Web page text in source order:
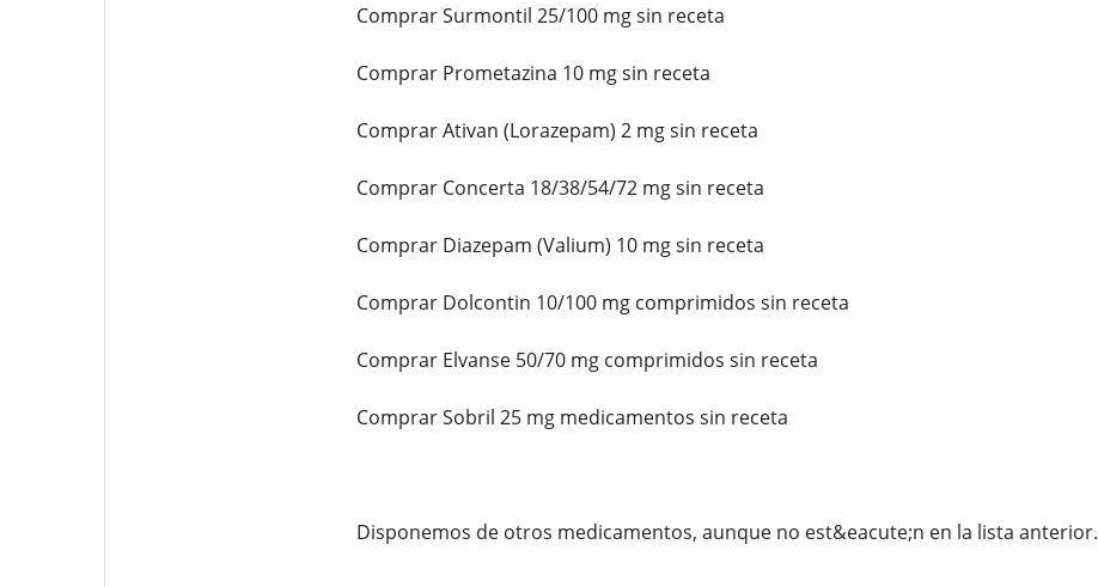
Comprar Surmontil 25/100 mg sin receta
Comprar Prometazina 10 mg sin receta
Comprar Ativan (Lorazepam) 2 mg sin receta
Comprar Concerta 18/38/54/72 mg sin receta
Comprar Diazepam (Valium) 10 mg sin receta
Comprar Dolcontin 10/100 mg comprimidos sin receta
Comprar Elvanse 50/70 mg comprimidos sin receta
Comprar Sobril 25 mg medicamentos sin receta
Disponemos de otros medicamentos, aunque no est&eacute;n en la lista anterior.